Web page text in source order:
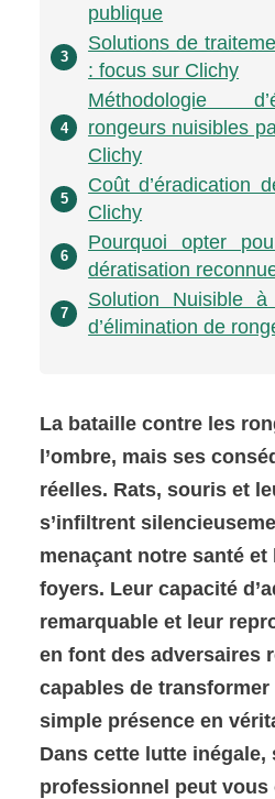
publique
3
Solutions de
: focus sur Clichy
4
Méthodologie
rongeurs nuisibles
Clichy
5
Coût d’éradication
Clichy
6
Pourquoi opter
dératisation
7
Solution Nuisible
d’élimination de
La bataille contre les
l’ombre, mais ses
réelles. Rats, souris et
s’infiltrent
menaçant notre santé
foyers. Leur capacité
remarquable et leur
en font des adversaires
capables de
simple présence en
Dans cette lutte
professionnel peut